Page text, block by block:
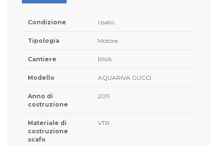
Condizione Usato
Tipologia Motore
Cantiere RIVA
Modello AQUARIVA GUCCI
Anno di
costruzione
2011
Materiale di
costruzione
scafo
VTR